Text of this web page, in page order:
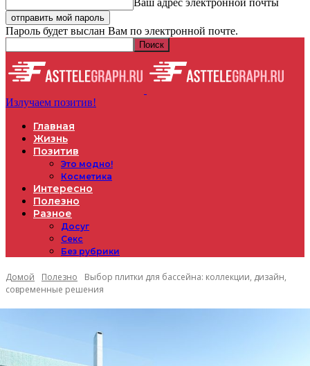
Ваш адрес электронной почты
Пароль будет выслан Вам по электронной почте.
Излучаем позитив!
Главная
Жизнь
Позитив
Это модно!
Косметика
Интересно
Полезно
Разное
Досуг
Секс
Без рубрики
Домой Полезно
Выбор плитки для бассейна: коллекции, дизайн,
современные решения